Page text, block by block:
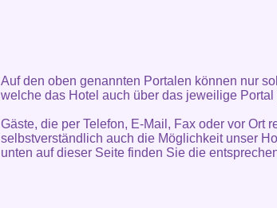
Auf den oben genannten Portalen können nur
welche das Hotel auch über das jeweilige Portal
Gäste, die per Telefon, E-Mail, Fax oder vor Ort
selbstverständlich auch die Möglichkeit unser
unten auf dieser Seite finden Sie die